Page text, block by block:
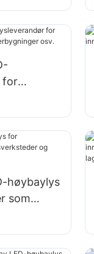
for
høybaylys
som
og